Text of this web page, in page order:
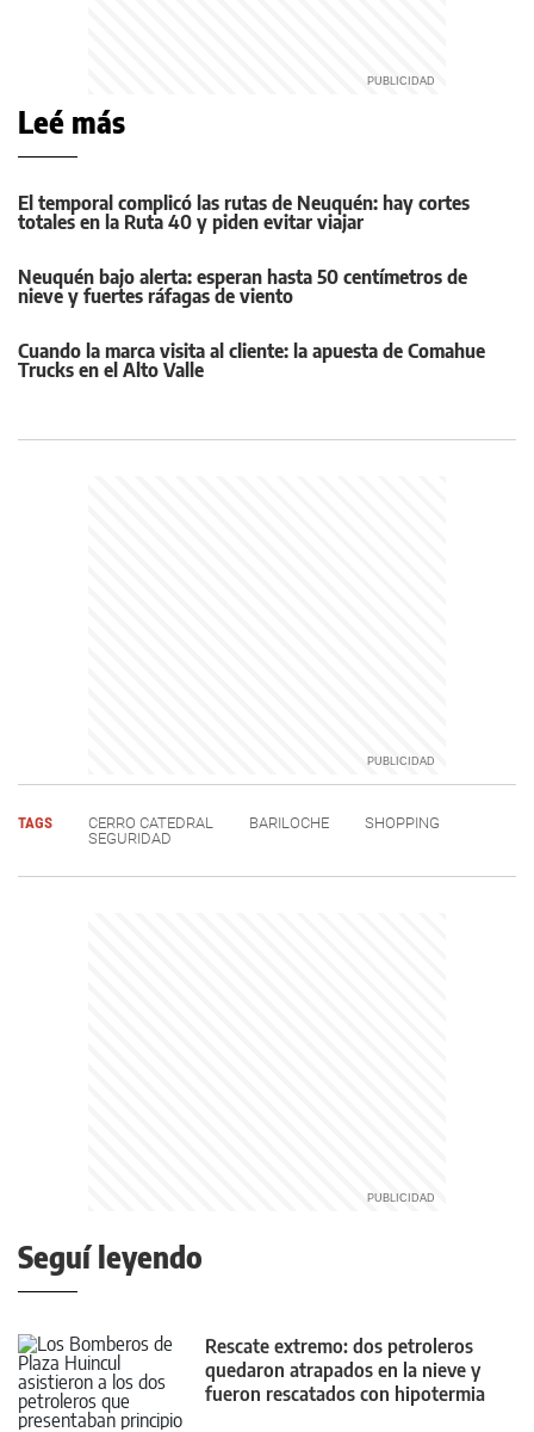
Leé más
El temporal complicó las rutas de Neuquén: hay cortes
totales en la Ruta 40 y piden evitar viajar
Neuquén bajo alerta: esperan hasta 50 centímetros de
nieve y fuertes ráfagas de viento
Cuando la marca visita al cliente: la apuesta de Comahue
Trucks en el Alto Valle
TAGS CERRO CATEDRAL BARILOCHE
SHOPPING
SEGURIDAD
Seguí leyendo
Rescate extremo: dos petroleros
quedaron atrapados en la nieve y
fueron rescatados con hipotermia